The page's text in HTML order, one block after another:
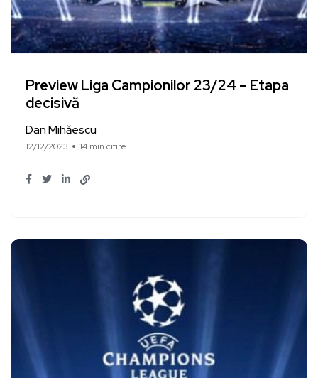
Preview Liga Campionilor 23/24 – Etapa
decisivă
Dan Mihăescu
12/12/2023 14 min citire